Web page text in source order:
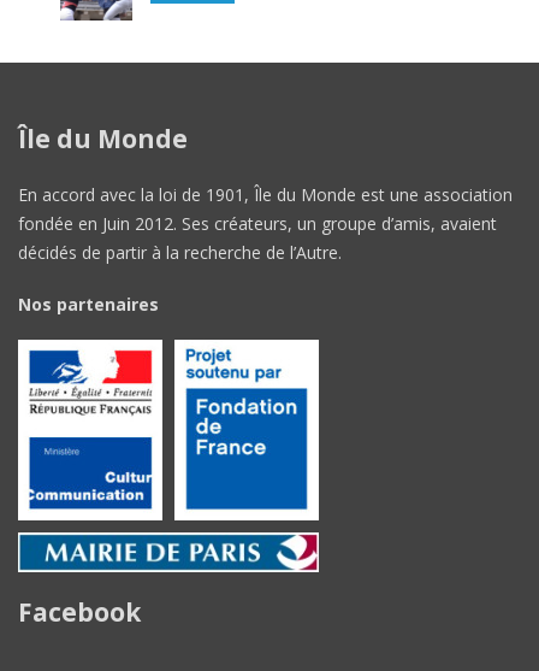
Île du Monde
En accord avec la loi de 1901, Île du Monde est une association
fondée en Juin 2012. Ses créateurs, un groupe d’amis, avaient
décidés de partir à la recherche de l’Autre.
Nos partenaires
Facebook